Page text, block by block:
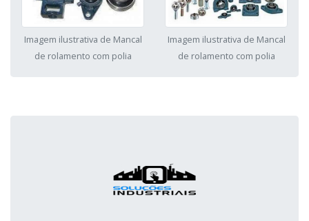
Imagem ilustrativa de Mancal
de rolamento com polia
Imagem ilustrativa de Mancal
de rolamento com polia